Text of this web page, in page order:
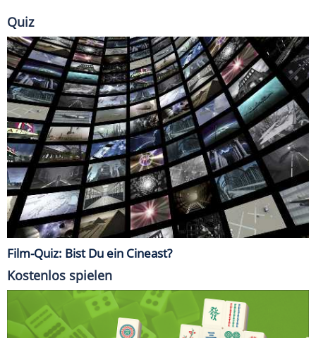
Quiz
Film-Quiz: Bist Du ein Cineast?
Kostenlos spielen